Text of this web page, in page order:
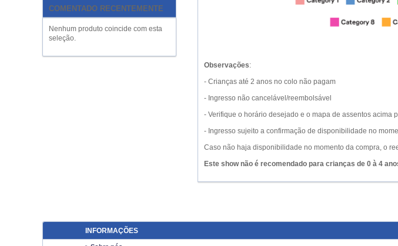
COMENTADO RECENTEMENTE
Nenhum produto coincide com esta
seleção.
Observações:
- Crianças até 2 anos no colo não pagam
- Ingresso não cancelável/reembolsável
- Verifique o horário desejado e o mapa de assentos acima
- Ingresso sujeito a confirmação de disponibilidade no
Caso não haja disponibilidade no momento da compra, o
Este show não é recomendado para crianças de 0 à 4
INFORMAÇÕES